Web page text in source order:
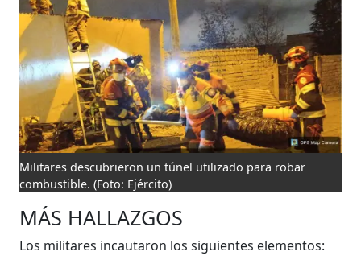
Militares descubrieron un túnel utilizado para robar
combustible. (Foto: Ejército)
MÁS HALLAZGOS
Los militares incautaron los siguientes elementos: